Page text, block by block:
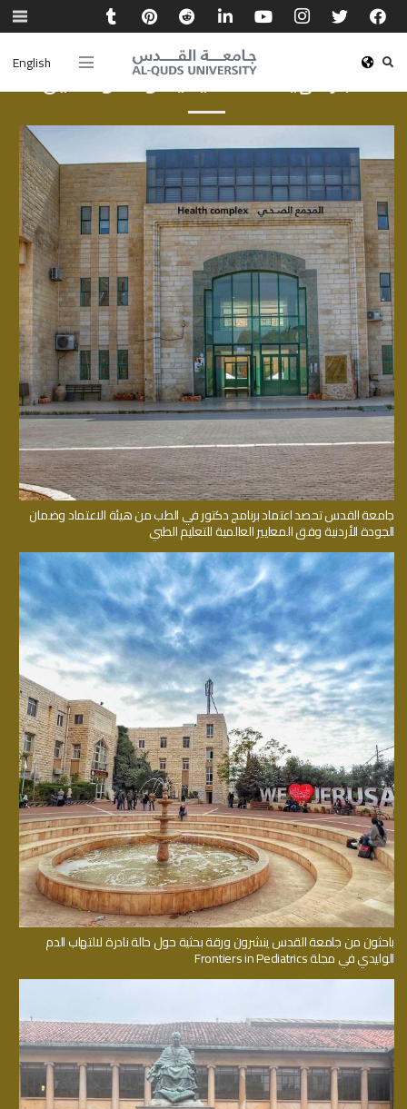
Englishأخبار الهيئة الأكاديمية والموظفين
جامعة القدس تحصد اعتماد برنامج دكتور في الطب من هيئة الاعتماد وضمان
الجودة الأردنية وفق المعايير العالمية للتعليم الطبي
باحثون من جامعة القدس ينشرون ورقة بحثية حول حالة نادرة لالتهاب الدم
الوليدي في مجلة Frontiers in Pediatrics